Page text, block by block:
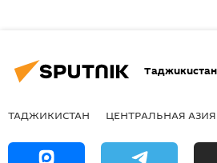
Таджикистан
ТАДЖИКИСТАН ЦЕНТРАЛЬНАЯ АЗИЯ